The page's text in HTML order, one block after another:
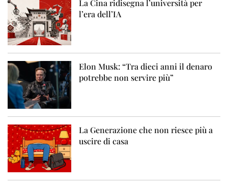
La Cina ridisegna l’università per
l’era dell’IA
Elon Musk: “Tra dieci anni il denaro
potrebbe non servire più”
La Generazione che non riesce più a
uscire di casa